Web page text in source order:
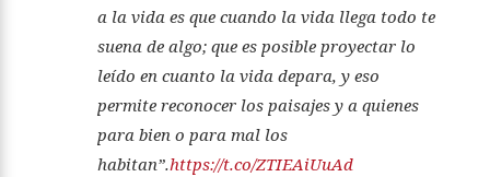
a la vida es que cuando la vida llega todo te
suena de algo; que es posible proyectar lo
leído en cuanto la vida depara, y eso
permite reconocer los paisajes y a quienes
para bien o para mal los
habitan”.https://t.co/ZTIEAiUuAd